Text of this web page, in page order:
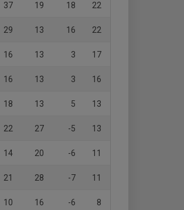
37 19 18 22
29 13 16 22
16 13 3 17
16 13 3 16
18 13 5 13
22 27 -5 13
14 20 -6 11
21 28 -7 11
10 16 -6 8